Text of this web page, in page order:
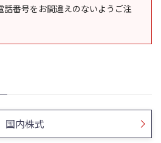
話番号をお間違えのないようご注
国内株式